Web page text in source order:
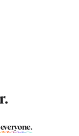
everyone.